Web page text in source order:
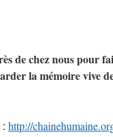
de chez nous pour
la mémoire vive
: http://